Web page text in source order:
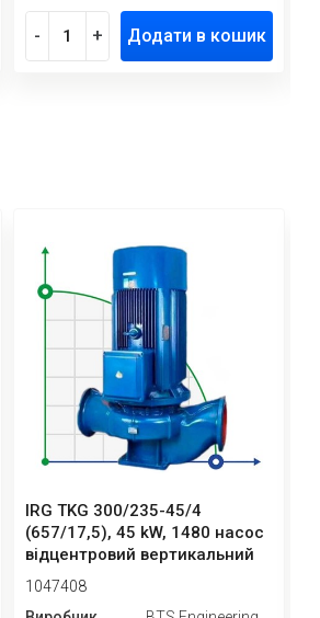
- + Додати в кошик
IRG TKG 300/235-45/4
(657/17,5), 45 kW, 1480 насос
відцентровий вертикальний
1047408